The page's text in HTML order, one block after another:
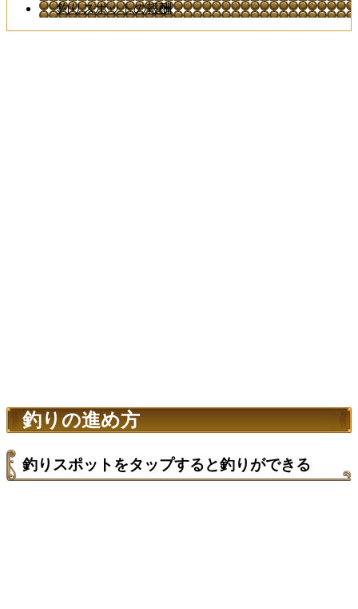
釣りスポットの報酬
釣りの進め方
釣りスポットをタップすると釣りができる